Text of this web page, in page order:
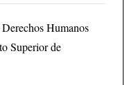
Humanos
Superior de